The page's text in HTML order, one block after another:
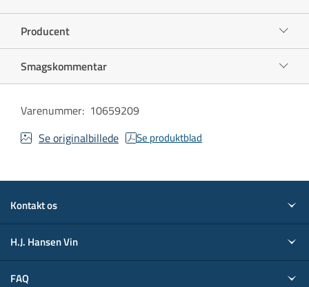
Producent
Smagskommentar
Varenummer: 10659209
Se originalbillede
Se produktblad
Kontakt os
H.J. Hansen Vin
FAQ